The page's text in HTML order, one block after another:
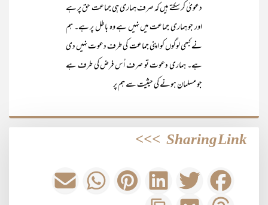
دعویٰ کر سکتے ہیں کہ صرف ہماری ہی جماعت حق پر ہے
اور جو ہماری جماعت میں نہیں ہے وہ باطل پر ہے۔ ہم
نے کبھی لوگوں کو اپنی جماعت کی طرف دعوت نہیں دی
ہے۔ ہماری دعوت تو صرف اُس فرض کی طرف ہے
جو مسلمان ہونے کی حیثیت سے ہم پر
Sharing Link
>>>